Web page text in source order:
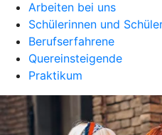
Arbeiten bei uns
Schülerinnen und
Berufserfahrene
Quereinsteigende
Praktikum